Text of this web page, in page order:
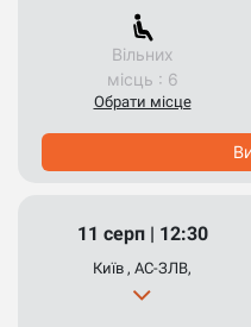
Вільних
місць : 6
Обрати місце
11 серп | 12:30
Київ , АС-ЗЛВ,